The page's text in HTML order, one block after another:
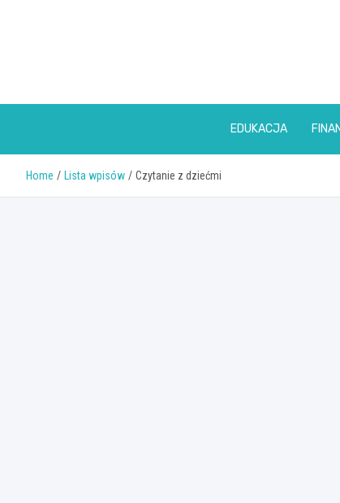
EDUKACJA
Home Lista wpisów Czytanie z dziećmi